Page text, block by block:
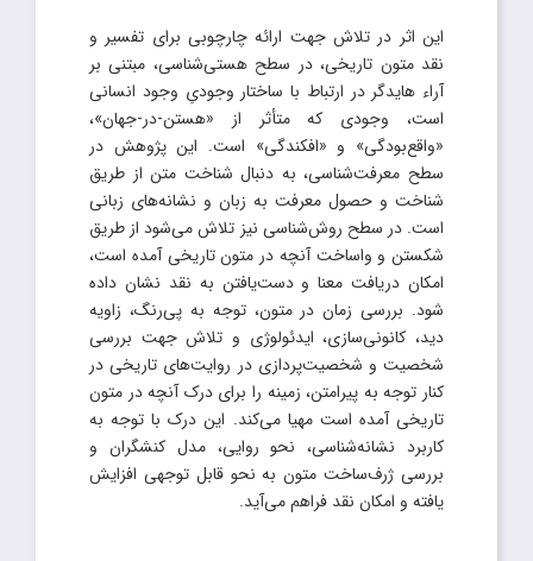
این اثر در تلاش جهت ارائه چارچوبی برای تفسیر و
نقد متون تاریخی، در سطح هستی‌شناسی، مبتنی بر
آراء هایدگر در ارتباط با ساختار وجودیِ وجود انسانی
است، وجودی که متأثر از «هستن-در-جهان»،
«واقع‌بودگی» و «افکندگی» است. این پژوهش در
سطح معرفت‌شناسی، به دنبال شناخت متن از طریق
شناخت و حصول معرفت به زبان و نشانه‌های زبانی
است. در سطح روش‌شناسی نیز تلاش می‌شود از طریق
شکستن و واساخت آنچه در متون تاریخی آمده است،
امکان دریافت معنا و دست‌یافتن به نقد نشان داده
شود. بررسی زمان در متون، توجه به پی‌رنگ، زاویه
دید، کانونی‌سازی، ایدئولوژی و تلاش جهت بررسی
شخصیت و شخصیت‌پردازی در روایت‌های تاریخی در
کنار توجه به پیرامتن، زمینه را برای درک آنچه در متون
تاریخی آمده است مهیا می‌کند. این درک با توجه به
کاربرد نشانه‌شناسی، نحو روایی، مدل کنشگران و
بررسی ژرف‌ساخت متون به نحو قابل توجهی افزایش
یافته و امکان نقد فراهم می‌آید.